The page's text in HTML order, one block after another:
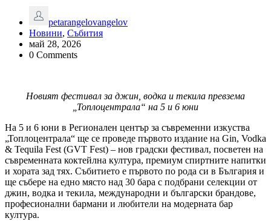
petarangelovangelov
Новини, Събития
май 28, 2026
0 Comments
Новият фестивал за джин, водка и текила превзема
„Топлоцентрала“ на 5 и 6 юни
На 5 и 6 юни в Регионален център за съвременни изкуства
„Топлоцентрала“ ще се проведе първото издание на Gin, Vodka
& Tequila Fest (GVT Fest) – нов градски фестивал, посветен на
съвременната коктейлна култура, премиум спиртните напитки
и хората зад тях. Събитието е първото по рода си в България и
ще събере на едно място над 30 бара с подбрани селекции от
джин, водка и текила, международни и български брандове,
професионални бармани и любители на модерната бар
култура.